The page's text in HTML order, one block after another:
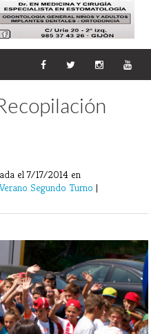
el 7/17/2014 en
Segundo Turno |